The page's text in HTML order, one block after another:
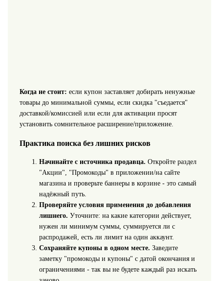
Когда не стоит: если купон заставляет добирать ненужные
товары до минимальной суммы, если скидка "съедается"
доставкой/комиссией или если для активации просят
установить сомнительное расширение/приложение.
Практика поиска без лишних рисков
Начинайте с источника продавца. Откройте раздел
"Акции", "Промокоды" в приложении/на сайте
магазина и проверьте баннеры в корзине - это самый
надёжный путь.
Проверяйте условия применения до добавления
лишнего. Уточните: на какие категории действует,
нужен ли минимум суммы, суммируется ли с
распродажей, есть ли лимит на один аккаунт.
Сохраняйте купоны в одном месте. Заведите
заметку "промокоды и купоны" с датой окончания и
ограничениями - так вы не будете каждый раз искать